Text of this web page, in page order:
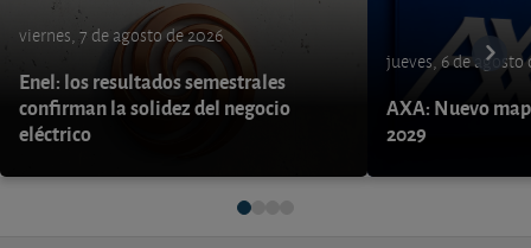
viernes, 7 de agosto de 2026
Enel: los resultados semestrales
confirman la solidez del negocio
eléctrico
jueves, 6 de agosto
AXA: Nuevo
2029